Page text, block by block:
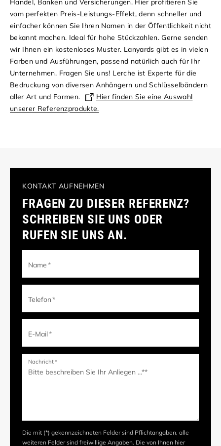
Handel, Banken und Versicherungen. Hier profitieren Sie
vom perfekten Preis-Leistungs-Effekt, denn schneller und
einfacher können Sie Ihren Namen in der Öffentlichkeit nicht
bekannt machen. Ideal für hohe Stückzahlen. Gerne senden
wir Ihnen ein kostenloses Muster. Lanyards gibt es in vielen
Farben und Ausführungen, passend natürlich auch für Ihr
Unternehmen. Fragen Sie uns! Lerche ist Experte für die
Bedruckung von diversen Anhängern und Schlüsselbändern
aller Art und Formen.
Hier finden Sie eine Auswahl
unserer Referenzprodukte.
KONTAKT AUFNEHMEN
FRAGEN ZU DIESER REFERENZ?
SCHREIBEN SIE UNS ODER
RUFEN SIE UNS AN.
Name*
Telefon*
E-Mail*
Nachricht*
Die mit (*) gekennzeichneten Felder sind Pflichtangaben, alle
weiteren Felder sind freiwillige Angaben. Die von Ihnen hier